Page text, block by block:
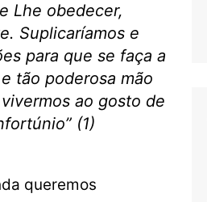
Lhe obedecer,
Suplicaríamos e
para que se faça a
tão poderosa mão
ao gosto de
(1)
queremos